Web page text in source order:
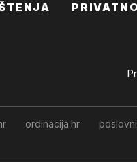
ordinacija.hr